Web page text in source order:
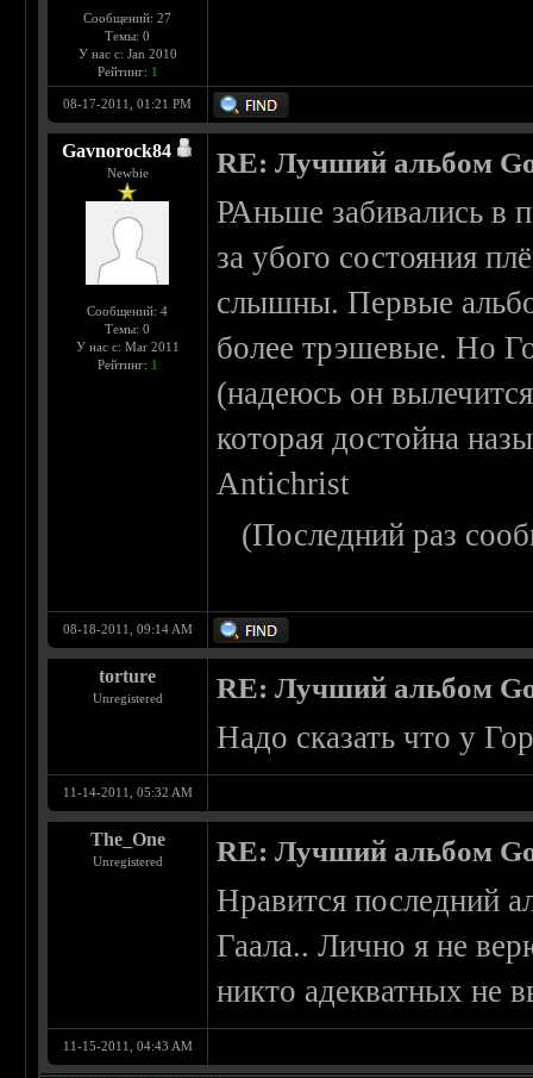
Сообщений: 27
Темы: 0
У нас с: Jan 2010
Рейтинг: 1
08-17-2011, 01:21 PM
Gavnorock84
Newbie
Сообщений: 4
Темы: 0
У нас с: Mar 2011
Рейтинг: 1
RE: Лучший альбом
РАньше забивались в
за убого состояния
слышны. Первые
более трэшевые. Но
(надеюсь он
которая достойна
Antichrist
(Последний раз
08-18-2011, 09:14 AM
torture
Unregistered RE: Лучший альбом
Надо сказать что у
11-14-2011, 05:32 AM
The_One
Unregistered RE: Лучший альбом
Нравится последний
Гаала.. Лично я не
никто адекватных не
11-15-2011, 04:43 AM